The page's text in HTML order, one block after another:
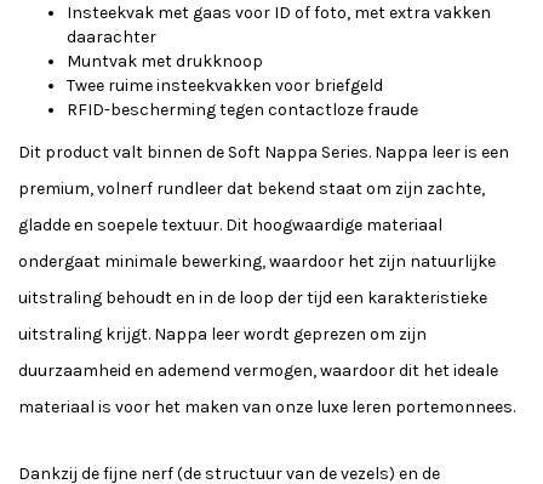
Insteekvak met gaas voor ID of foto, met extra vakken
daarachter
Muntvak met drukknoop
Twee ruime insteekvakken voor briefgeld
RFID-bescherming tegen contactloze fraude
Dit product valt binnen de Soft Nappa Series. Nappa leer is een
premium, volnerf rundleer dat bekend staat om zijn zachte,
gladde en soepele textuur. Dit hoogwaardige materiaal
ondergaat minimale bewerking, waardoor het zijn natuurlijke
uitstraling behoudt en in de loop der tijd een karakteristieke
uitstraling krijgt. Nappa leer wordt geprezen om zijn
duurzaamheid en ademend vermogen, waardoor dit het ideale
materiaal is voor het maken van onze luxe leren portemonnees.
Dankzij de fijne nerf (de structuur van de vezels) en de